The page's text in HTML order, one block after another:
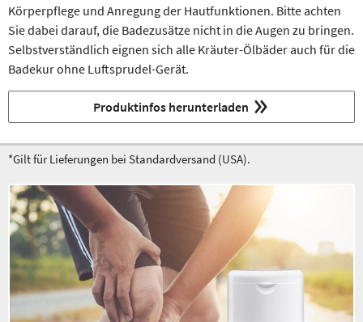
Körperpflege und Anregung der Hautfunktionen. Bitte achten
Sie dabei darauf, die Badezusätze nicht in die Augen zu bringen.
Selbstverständlich eignen sich alle Kräuter-Ölbäder auch für die
Badekur ohne Luftsprudel-Gerät.
Produktinfos herunterladen
*Gilt für Lieferungen bei Standardversand (USA).